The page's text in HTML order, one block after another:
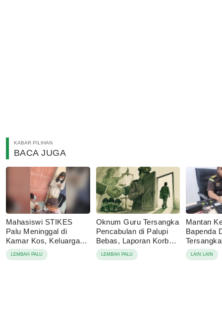
KABAR PILIHAN
BACA JUGA
Mahasiswi STIKES
Palu Meninggal di
Kamar Kos, Keluarga
Tolak Autopsi
LEMBAH PALU
Oknum Guru Tersangka
Pencabulan di Palupi
Bebas, Laporan Korban
Berujung Damai
LEMBAH PALU
Mantan
Bapenda
Korupsi
LAIN LAIN